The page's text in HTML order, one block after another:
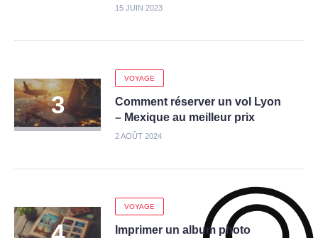
15 JUIN 2023
VOYAGE
Comment réserver un vol Lyon
– Mexique au meilleur prix
2 AOÛT 2024
VOYAGE
Imprimer un album photo